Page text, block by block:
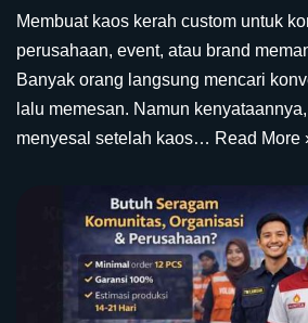
Membuat kaos kerah custom untuk
perusahaan, event, atau brand
Banyak orang langsung mencari
lalu memesan. Namun
menyesal setelah kaos… Read More